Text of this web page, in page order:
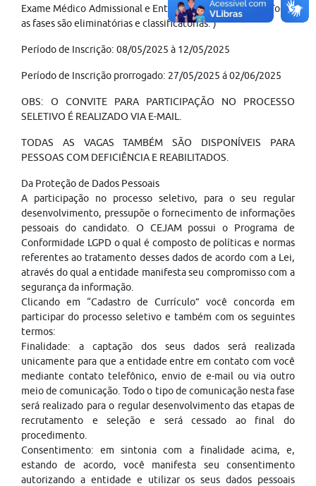
Exame Médico Admissional e Entrega de Documentos. (Todas
as fases são eliminatórias e classificatórias. )
Período de Inscrição: 08/05/2025 à 12/05/2025
Período de Inscrição prorrogado: 27/05/2025 á 02/06/2025
OBS: O CONVITE PARA PARTICIPAÇÃO NO PROCESSO
SELETIVO É REALIZADO VIA E-MAIL.
TODAS AS VAGAS TAMBÉM SÃO DISPONÍVEIS PARA
PESSOAS COM DEFICIÊNCIA E REABILITADOS.
Da Proteção de Dados Pessoais
A participação no processo seletivo, para o seu regular
desenvolvimento, pressupõe o fornecimento de informações
pessoais do candidato. O CEJAM possui o Programa de
Conformidade LGPD o qual é composto de políticas e normas
referentes ao tratamento desses dados de acordo com a Lei,
através do qual a entidade manifesta seu compromisso com a
segurança da informação.
Clicando em “Cadastro de Currículo” você concorda em
participar do processo seletivo e também com os seguintes
termos:
Finalidade: a captação dos seus dados será realizada
unicamente para que a entidade entre em contato com você
mediante contato telefônico, envio de e-mail ou via outro
meio de comunicação. Todo o tipo de comunicação nesta fase
será realizado para o regular desenvolvimento das etapas de
recrutamento e seleção e será cessado ao final do
procedimento.
Consentimento: em sintonia com a finalidade acima, e,
estando de acordo, você manifesta seu consentimento
autorizando a entidade e utilizar os seus dados pessoais